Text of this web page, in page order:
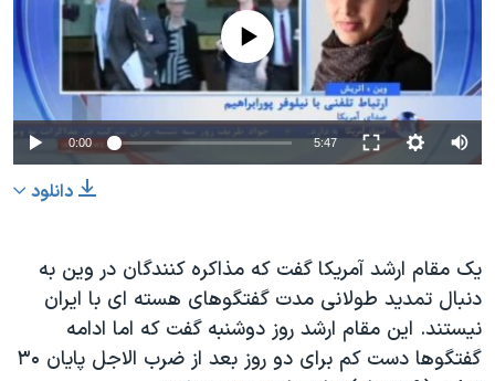
فرهنگ و زندگی
حقوق شهروندی
اقتصادی
علم و فناوری
آرشیو پخش زنده
مستندها
انتخابات ریاست جمهوری آمریکا ۲۰۲۴
حمله جمهوری اسلامی به اسرائیل
رمز مهسا
مجموعه مستندهای دادخواهی
تریبونال مردمی آبان ۹۸
دادگاه حمید نوری
زبانهای مختلف
No media source currently available
0:00 5:47
دانلود
یک مقام ارشد آمریکا گفت که مذاکره کنندگان در وین به
دنبال تمدید طولانی مدت گفتگوهای هسته ای با ایران
نیستند. این مقام ارشد روز دوشنبه گفت که اما ادامه
گفتگوها دست کم برای دو روز بعد از ضرب الاجل پایان ۳۰